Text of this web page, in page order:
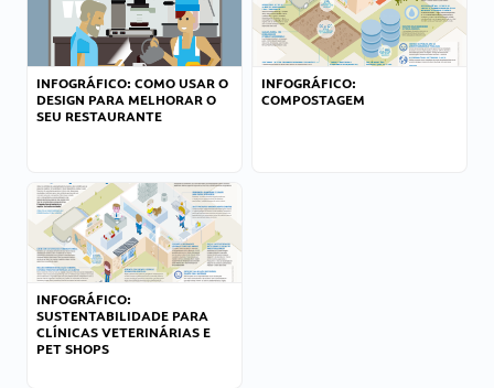
INFOGRÁFICO: COMO USAR O
DESIGN PARA MELHORAR O
SEU RESTAURANTE
INFOGRÁFICO:
COMPOSTAGEM
INFOGRÁFICO:
SUSTENTABILIDADE PARA
CLÍNICAS VETERINÁRIAS E
PET SHOPS